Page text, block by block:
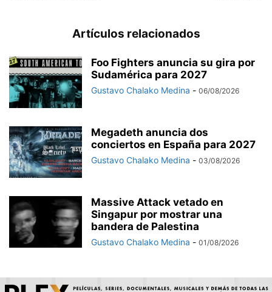
Artículos relacionados
Foo Fighters anuncia su gira por
Sudamérica para 2027
Gustavo Chalako Medina - 06/08/2026
Megadeth anuncia dos
conciertos en España para 2027
Gustavo Chalako Medina - 03/08/2026
Massive Attack vetado en
Singapur por mostrar una
bandera de Palestina
Gustavo Chalako Medina - 01/08/2026